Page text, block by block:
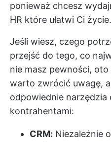
ponieważ chcesz
HR które ułatwi Ci życie.
Jeśli wiesz, czego
przejść do tego, co
nie masz pewności,
warto zwrócić uwagę,
odpowiednie narzędzia
kontrahentami:
CRM: Niezależnie